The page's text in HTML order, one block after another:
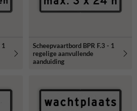
Scheepvaartbord BPR F.3 - 1
regelige aanvullende
aanduiding